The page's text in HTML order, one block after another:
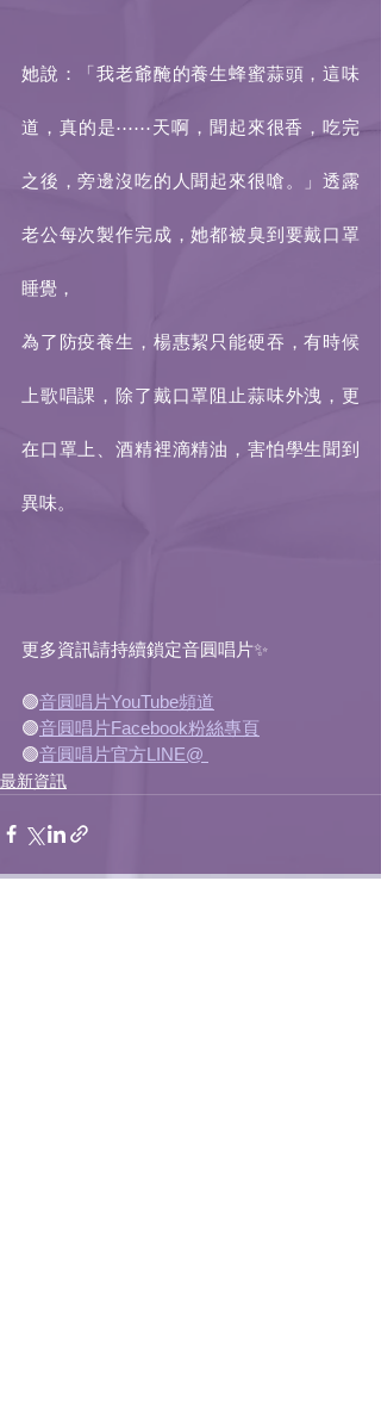
她說：「我老爺醃的養生蜂蜜蒜頭，這味
道，真的是⋯⋯天啊，聞起來很香，吃完
之後，旁邊沒吃的人聞起來很嗆。」透露
老公每次製作完成，她都被臭到要戴口罩
睡覺，
為了防疫養生，楊惠絜只能硬吞，有時候
上歌唱課，除了戴口罩阻止蒜味外洩，更
在口罩上、酒精裡滴精油，害怕學生聞到
異味。
更多資訊請持續鎖定音圓唱片✨
🟣音圓唱片YouTube頻道
🟣音圓唱片Facebook粉絲專頁
🟣音圓唱片官方LINE@
最新資訊